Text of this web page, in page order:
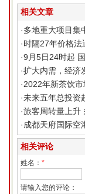
相关文章
·多地重大项目集
·时隔27年价格法
·9月5日24时起
·扩大内需，经济
·2022年新茶饮
·未来五年总投资
·旅客周转量上升
·成都天府国际空
相关评论
姓名： *
请输入您的评论：